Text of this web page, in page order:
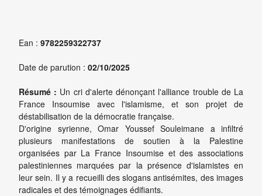
Ean : 9782259322737
Date de parution : 02/10/2025
Résumé : Un cri d'alerte dénonçant l'alliance trouble de La
France Insoumise avec l'islamisme, et son projet de
déstabilisation de la démocratie française.
D'origine syrienne, Omar Youssef Souleimane a infiltré
plusieurs manifestations de soutien à la Palestine
organisées par La France Insoumise et des associations
palestiniennes marquées par la présence d'islamistes en
leur sein. Il y a recueilli des slogans antisémites, des images
radicales et des témoignages édifiants.